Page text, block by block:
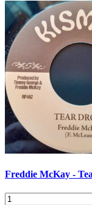
Freddie McKay -